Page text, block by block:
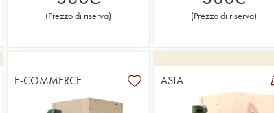
(Prezzo di riserva) (Prezzo di riserva)
E-COMMERCE ASTA